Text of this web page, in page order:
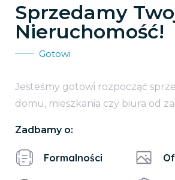
Sprzedamy
Nieruchomość!
Gotowi
Jesteśmy gotowi rozpocząć
domu, mieszkania czy biura od
Zadbamy o:
Formalności